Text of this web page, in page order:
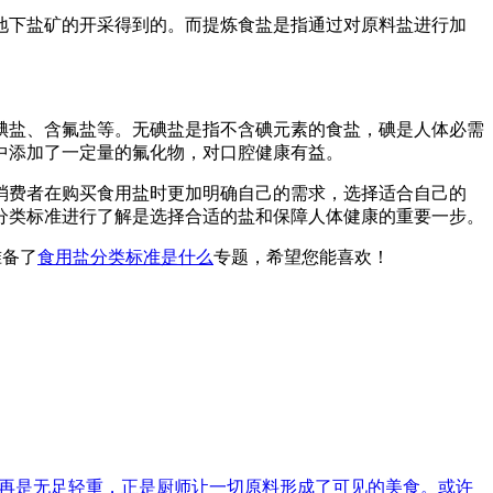
盐矿的开采得到的。而提炼食盐是指通过对原料盐进行加
、含氟盐等。无碘盐是指不含碘元素的食盐，碘是人体必需
加了一定量的氟化物，对口腔健康有益。
者在购买食用盐时更加明确自己的需求，选择适合自己的
标准进行了解是选择合适的盐和保障人体健康的重要一步。
了食用盐分类标准是什么专题，希望您能喜欢！
是无足轻重，正是厨师让一切原料形成了可见的美食。或许